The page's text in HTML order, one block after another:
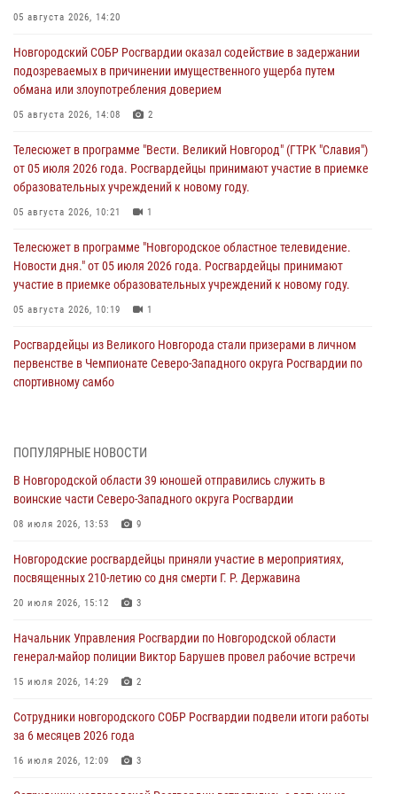
05 августа 2026, 14:20
Новгородский СОБР Росгвардии оказал содействие в задержании
подозреваемых в причинении имущественного ущерба путем
обмана или злоупотребления доверием
05 августа 2026, 14:08 2
Телесюжет в программе "Вести. Великий Новгород" (ГТРК "Славия")
от 05 июля 2026 года. Росгвардейцы принимают участие в приемке
образовательных учреждений к новому году.
05 августа 2026, 10:21 1
Телесюжет в программе "Новгородское областное телевидение.
Новости дня." от 05 июля 2026 года. Росгвардейцы принимают
участие в приемке образовательных учреждений к новому году.
05 августа 2026, 10:19 1
Росгвардейцы из Великого Новгорода стали призерами в личном
первенстве в Чемпионате Северо-Западного округа Росгвардии по
спортивному самбо
детского лагеря
04 августа 2026, 09:13 5
Новгородские росгвардейцы за неделю осуществили 203 выезда на
04 августа 2026, 09:12 1
Радиоэфир программы "Новости дня" на радио "Радио53" от 30
центре подготовки личного состава Росгвардии.
30 июля 2026, 16:00 1
разрешительной работы Росгвардии провели телефонную «горячую
линию»
30 июля 2026, 14:36 1
ПОПУЛЯРНЫЕ НОВОСТИ
В Новгородской области 39 юношей отправились служить в
воинские части Северо-Западного округа Росгвардии
08 июля 2026, 13:53 9
Новгородские росгвардейцы приняли участие в мероприятиях,
посвященных 210-летию со дня смерти Г. Р. Державина
20 июля 2026, 15:12 3
Начальник Управления Росгвардии по Новгородской области
генерал-майор полиции Виктор Барушев провел рабочие встречи
15 июля 2026, 14:29 2
Сотрудники новгородского СОБР Росгвардии подвели итоги работы
за 6 месяцев 2026 года
16 июля 2026, 12:09 3